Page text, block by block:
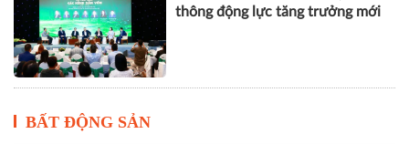
thông động lực tăng trưởng mới
BẤT ĐỘNG SẢN